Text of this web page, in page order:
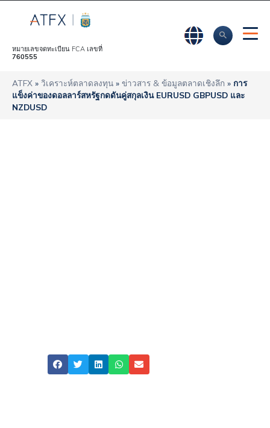
หมายเลขจดทะเบียน FCA เลขที่
760555
ATFX » วิเคราะห์ตลาดลงทุน » ข่าวสาร & ข้อมูลตลาดเชิงลึก » การ
แข็งค่าของดอลลาร์สหรัฐกดดันคู่สกุลเงิน EURUSD GBPUSD และ
NZDUSD